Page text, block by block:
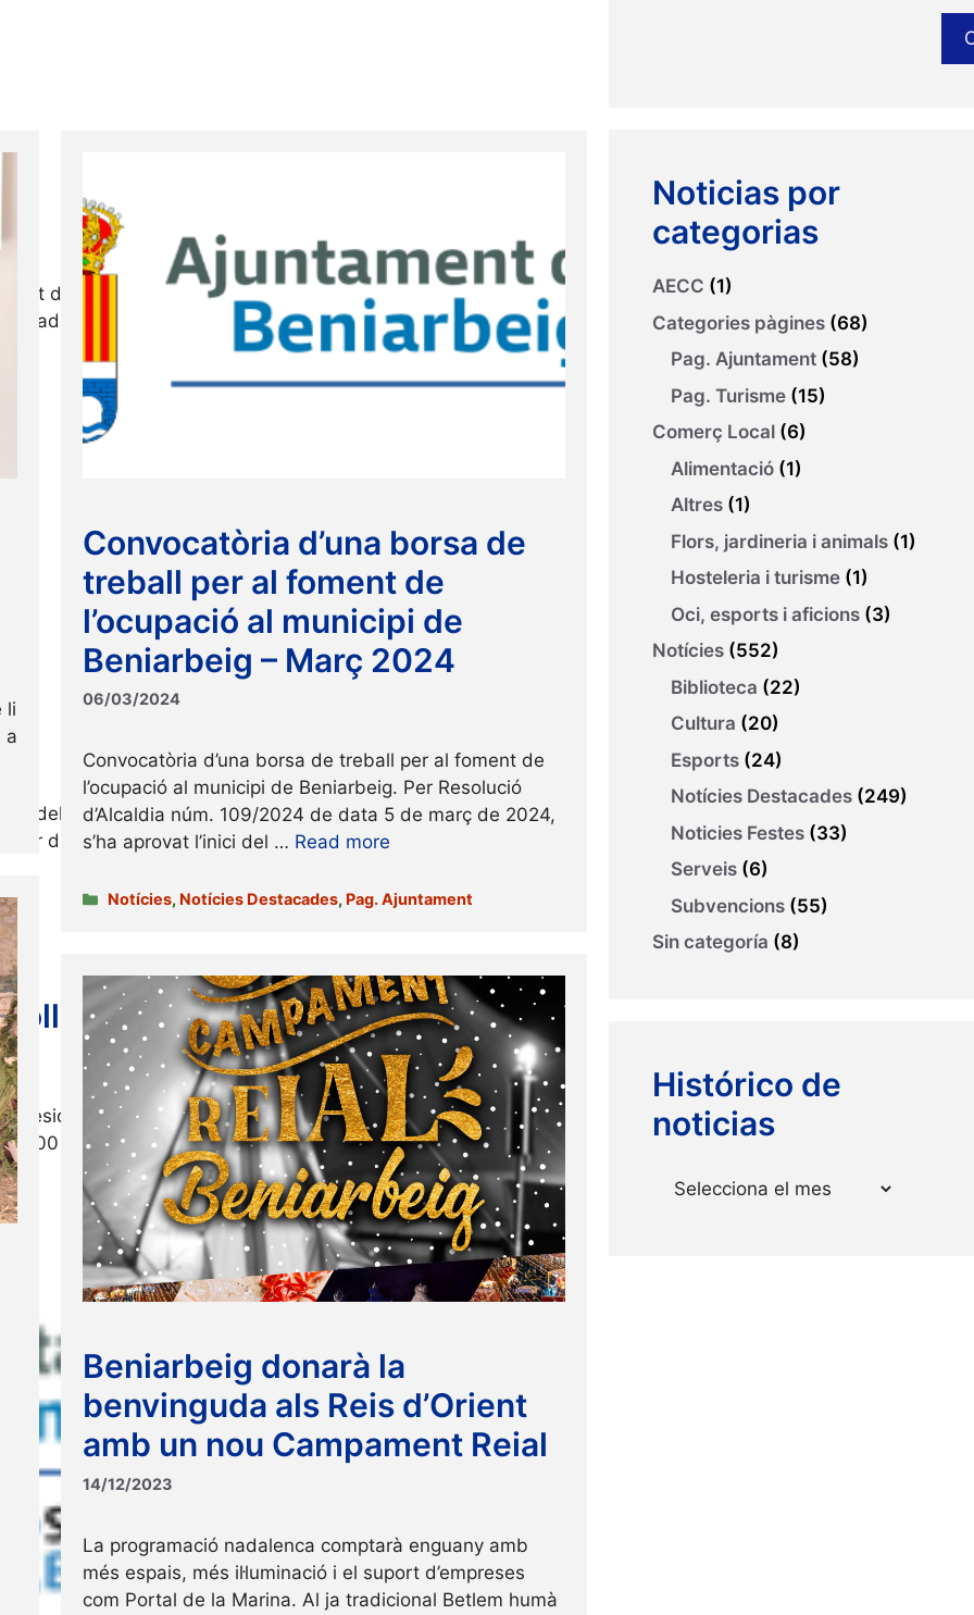
li
a
Convocatòria d’una borsa de
treball per al foment de
l’ocupació al municipi de
Beniarbeig – Març 2024
06/03/2024
Convocatòria d’una borsa de treball per al foment de
l’ocupació al municipi de Beniarbeig. Per Resolució
d’Alcaldia núm. 109/2024 de data 5 de març de 2024,
s’ha aprovat l’inici del … Read more
Categories
Notícies, Notícies Destacades, Pag. Ajuntament
d’Ús de les Instal·lacions Esportives Municipals – BOP nº
de la Taxa per la utilització …Read more
del mestres com a Centre Social i l’adequació del seu
de …Read more
Beniarbeig donarà la
benvinguda als Reis d’Orient
amb un nou Campament Reial
14/12/2023
La programació nadalenca comptarà enguany amb
més espais, més il·luminació i el suport d’empreses
com Portal de la Marina. Al ja tradicional Betlem humà
separada de bioresidus
residus separades, específicament per a la fracció
700 litres equipats amb panys automàtics i …Read more
Noticias por
categorias
AECC (1)
Categories pàgines (68)
Pag. Ajuntament (58)
Pag. Turisme (15)
Comerç Local (6)
Alimentació (1)
Altres (1)
Flors, jardineria i animals (1)
Hosteleria i turisme (1)
Oci, esports i aficions (3)
Notícies (552)
Biblioteca (22)
Cultura (20)
Esports (24)
Notícies Destacades (249)
Noticies Festes (33)
Serveis (6)
Subvencions (55)
Sin categoría (8)
Histórico de
noticias
Arxius